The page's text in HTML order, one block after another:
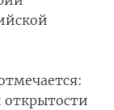
открытости